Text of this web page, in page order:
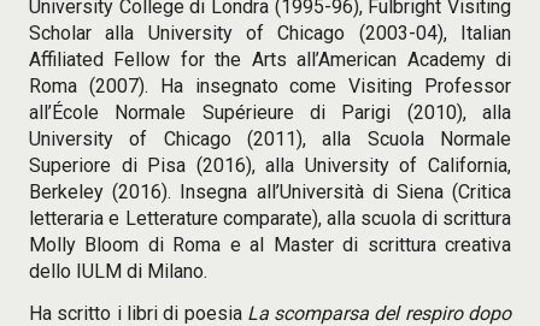
University College di Londra (1995-96), Fulbright Visiting
Scholar alla University of Chicago (2003-04), Italian
Affiliated Fellow for the Arts all’American Academy di
Roma (2007). Ha insegnato come Visiting Professor
all’École Normale Supérieure di Parigi (2010), alla
University of Chicago (2011), alla Scuola Normale
Superiore di Pisa (2016), alla University of California,
Berkeley (2016). Insegna all’Università di Siena (Critica
letteraria e Letterature comparate), alla scuola di scrittura
Molly Bloom di Roma e al Master di scrittura creativa
dello IULM di Milano.
Ha scritto i libri di poesia La scomparsa del respiro dopo